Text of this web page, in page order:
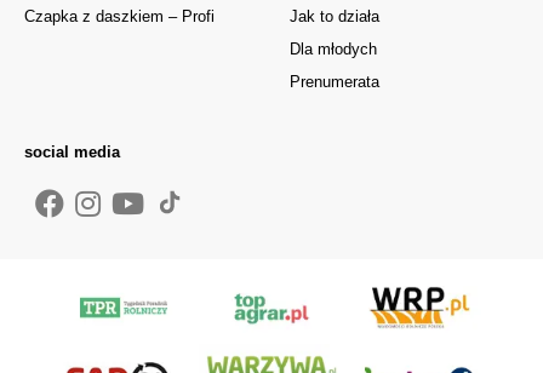
Jak to działa
Dla młodych
Prenumerata
Czapka z daszkiem – Profi
social media